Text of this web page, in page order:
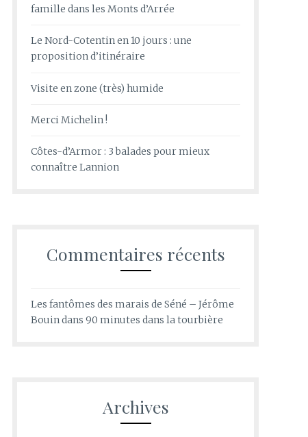
famille dans les Monts d’Arrée
Le Nord-Cotentin en 10 jours : une
proposition d’itinéraire
Visite en zone (très) humide
Merci Michelin !
Côtes-d’Armor : 3 balades pour mieux
connaître Lannion
Commentaires récents
Les fantômes des marais de Séné – Jérôme
Bouindans 90 minutes dans la tourbière
Archives